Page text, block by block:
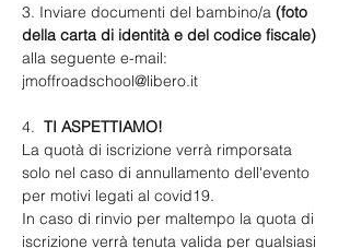
3. Inviare documenti del bambino/a (foto
della carta di identità e del codice fiscale)
alla seguente e-mail:
jmoffroadschool@libero.it
4. TI ASPETTIAMO!
La quotà di iscrizione verrà rimporsata
solo nel caso di annullamento dell'evento
per motivi legati al covid19.
In caso di rinvio per maltempo la quota di
iscrizione verrà tenuta valida per qualsiasi